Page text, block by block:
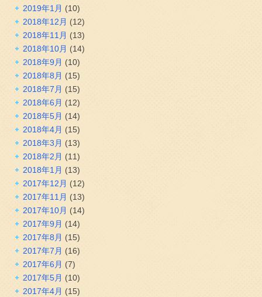
2019年1月 (10)
2018年12月 (12)
2018年11月 (13)
2018年10月 (14)
2018年9月 (10)
2018年8月 (15)
2018年7月 (15)
2018年6月 (12)
2018年5月 (14)
2018年4月 (15)
2018年3月 (13)
2018年2月 (11)
2018年1月 (13)
2017年12月 (12)
2017年11月 (13)
2017年10月 (14)
2017年9月 (14)
2017年8月 (15)
2017年7月 (16)
2017年6月 (7)
2017年5月 (10)
2017年4月 (15)